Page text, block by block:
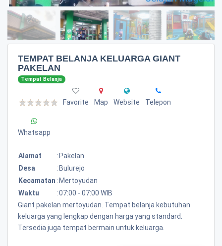
TEMPAT BELANJA KELUARGA GIANT
PAKELAN
Tempat Belanja
Favorite Map Website Telepon
Whatsapp
Alamat : Pakelan
Desa
: Bulurejo
Kecamatan : Mertoyudan
Waktu
:07:00 - 07:00 WIB
Giant pakelan mertoyudan. Tempat belanja kebutuhan
keluarga yang lengkap dengan harga yang standard.
Tersedia juga tempat bermain untuk keluarga.